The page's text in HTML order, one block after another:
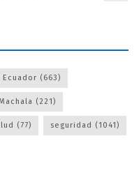
Ecuador (663)
(221)
(77) seguridad (1041)